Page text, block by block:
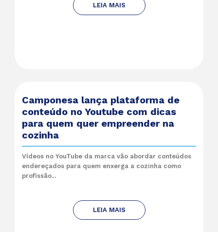
LEIA MAIS
Camponesa lança plataforma de
conteúdo no Youtube com dicas
para quem quer empreender na
cozinha
Vídeos no YouTube da marca vão abordar conteúdos
endereçados para quem enxerga a cozinha como
profissão...
LEIA MAIS